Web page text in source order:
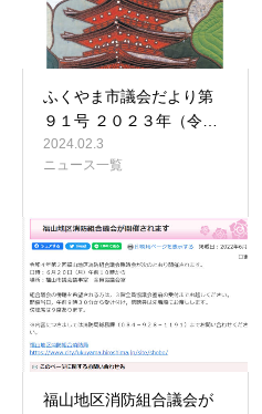
ふくやま市議会だより第
９１号 ２０２３年（令…
2024.02.3
ニュース一覧
福山地区消防組合議会が